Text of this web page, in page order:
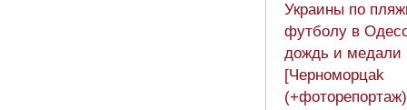
Украины по
футболу в
дождь и медали
[Черноморцаk
(+фоторепортаж)